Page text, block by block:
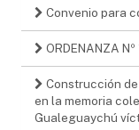
Convenio para
ORDENANZA
Construcción
en la memoria
Gualeguaychú